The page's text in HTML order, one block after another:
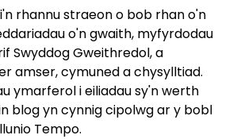
rhannu straeon o bob rhan o'n
o'n gwaith, myfyrdodau
Swyddog Gweithredol, a
amser, cymuned a chysylltiad.
ymarferol i eiliadau sy'n werth
blog yn cynnig cipolwg ar y bobl
Tempo.